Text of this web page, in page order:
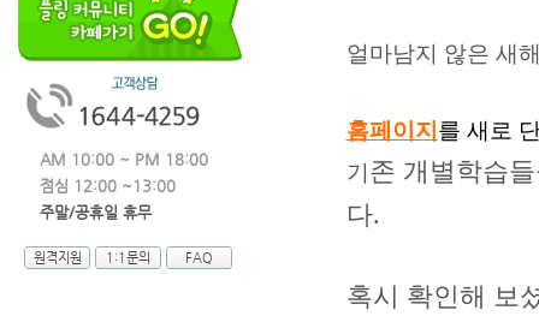
AM 10:00 ~ PM 18:00
점심 12:00 ~13:00
주말/공휴일 휴무
원격지원 1:1문의 FAQ
얼마남지 않은 새
홈페이지 를 새로
기 존 개별학습
다.
혹시 확인해 보